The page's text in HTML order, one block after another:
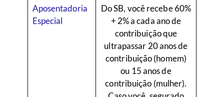
Aposentadoria
Especial
Do SB, você recebe 60%
+ 2% a cada ano de
contribuição que
ultrapassar 20 anos de
contribuição (homem)
ou 15 anos de
contribuição (mulher).